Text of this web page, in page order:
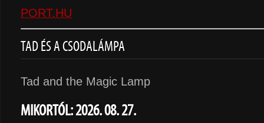
PORT.HU
TAD ÉS A CSODALÁMPA
Tad and the Magic Lamp
MIKORTÓL: 2026. 08. 27.